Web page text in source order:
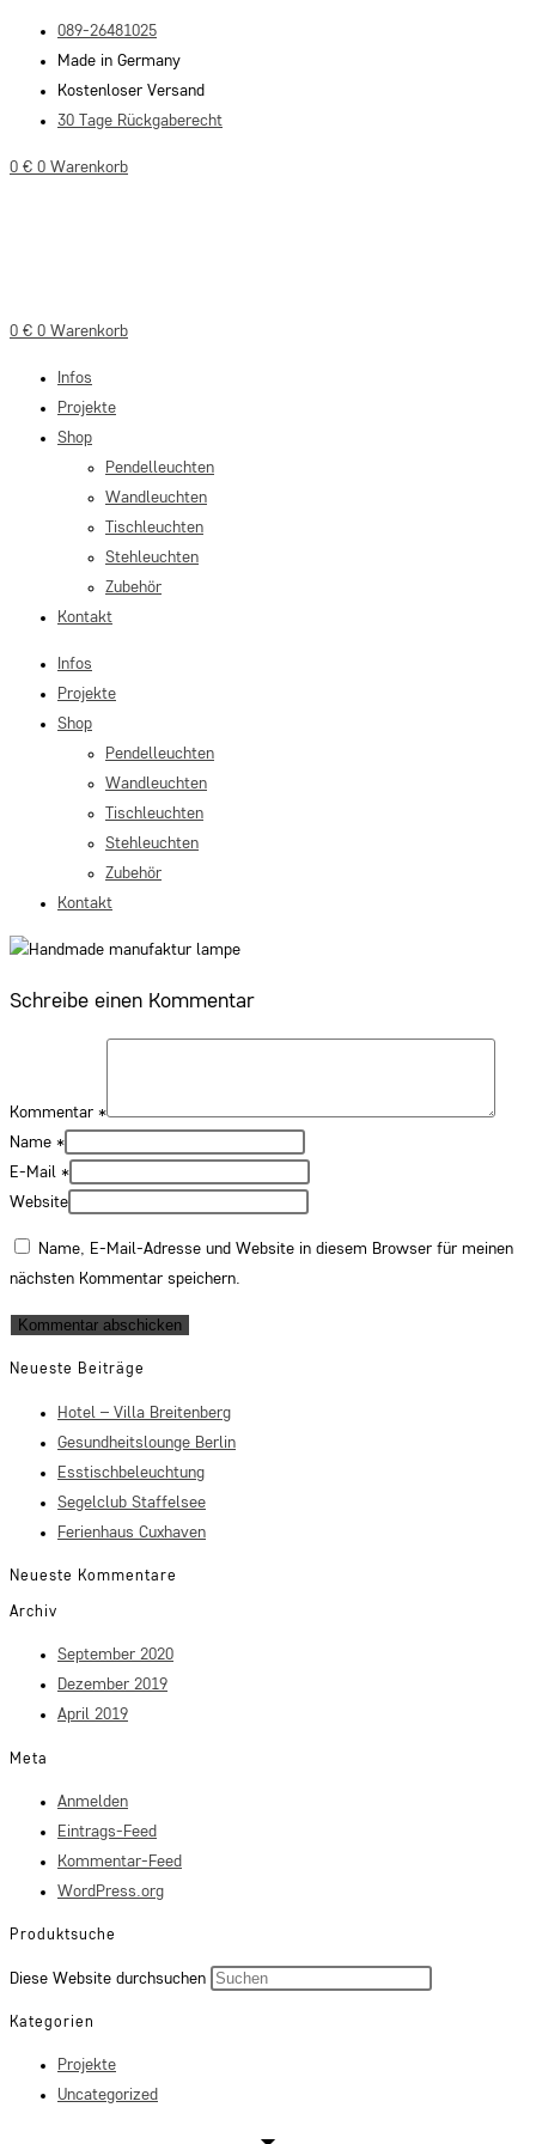
Inhalt
springen
089-26481025
Made in Germany
Kostenloser Versand
30 Tage Rückgaberecht
0 € 0 Warenkorb
0 € 0 Warenkorb
Infos
Projekte
Shop
Pendelleuchten
Wandleuchten
Tischleuchten
Stehleuchten
Zubehör
Kontakt
Infos
Projekte
Shop
Pendelleuchten
Wandleuchten
Tischleuchten
Stehleuchten
Zubehör
Kontakt
Schreibe einen Kommentar
Kommentar *
Name *
E-Mail *
Website
Name, E-Mail-Adresse und Website in diesem Browser für meinen
nächsten Kommentar speichern.
Neueste Beiträge
Hotel – Villa Breitenberg
Gesundheitslounge Berlin
Esstischbeleuchtung
Segelclub Staffelsee
Ferienhaus Cuxhaven
Neueste Kommentare
Archiv
September 2020
Dezember 2019
April 2019
Meta
Anmelden
Eintrags-Feed
Kommentar-Feed
WordPress.org
Produktsuche
Diese Website durchsuchen
Kategorien
Projekte
Uncategorized